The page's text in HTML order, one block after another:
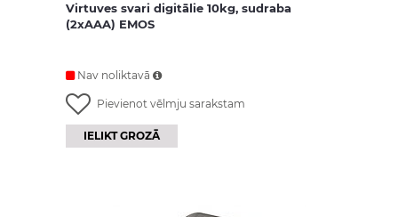
Virtuves svari digitālie 10kg, sudraba
(2xAAA) EMOS
Nav noliktavā
Pievienot vēlmju sarakstam
IELIKT GROZĀ